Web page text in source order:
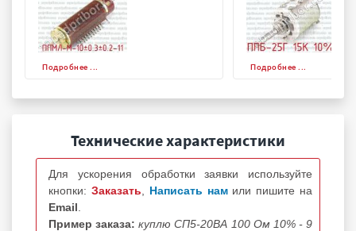
Подробнее ... Подробнее ...
Технические характеристики
Для ускорения обработки заявки используйте
кнопки: Заказать Написать нам или пишите на
Email
Пример заказа: куплю СП5-20ВА 100 Ом 10% - 9